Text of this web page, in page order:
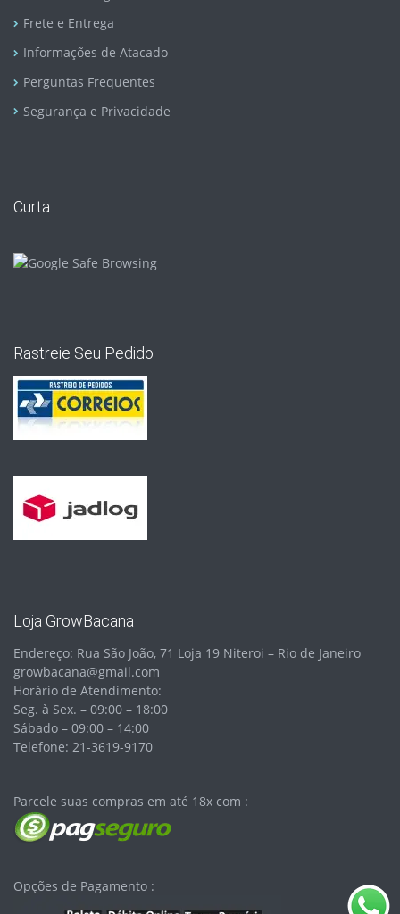
Frete e Entrega
Informações de Atacado
Perguntas Frequentes
Segurança e Privacidade
Curta
Rastreie Seu Pedido
Loja GrowBacana
Endereço: Rua São João, 71 Loja 19 Niteroi – Rio de Janeiro
growbacana@gmail.com
Horário de Atendimento:
Seg. à Sex. – 09:00 – 18:00
Sábado – 09:00 – 14:00
Telefone: 21-3619-9170
Parcele suas compras em até 18x com :
Opções de Pagamento :